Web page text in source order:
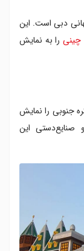
دبی است. این
چینی را به نمایش
جنوبی را نمایش
صنایع‌دستی این